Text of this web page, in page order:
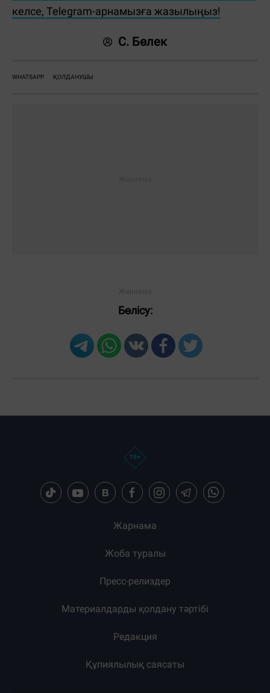
келсе, Telegram-арнамызға жазылыңыз!
С. Бөлек
WHATSAPP ҚОЛДАНУШЫ
Бөлісу:
Жарнама
Жоба туралы
Пресс-релиздер
Материалдарды қолдану тәртібі
Редакция
Құпиялылық саясаты